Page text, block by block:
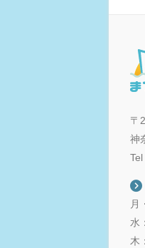
〒
神
月
水
木